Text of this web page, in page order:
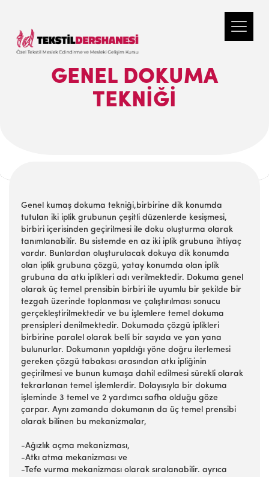
GENEL DOKUMA
TEKNIĞI
Genel kumaş dokuma tekniği,birbirine dik konumda
tutulan iki iplik grubunun çeşitli düzenlerde kesişmesi,
birbiri içerisinden geçirilmesi ile doku oluşturma olarak
tanımlanabilir. Bu sistemde en az iki iplik grubuna ihtiyaç
vardır. Bunlardan oluşturulacak dokuya dik konumda
olan iplik grubuna çözgü, yatay konumda olan iplik
grubuna da atkı iplikleri adı verilmektedir. Dokuma genel
olarak üç temel prensibin birbiri ile uyumlu bir şekilde bir
tezgah üzerinde toplanması ve çalıştırılması sonucu
gerçekleştirilmektedir ve bu işlemlere temel dokuma
prensipleri denilmektedir. Dokumada çözgü iplikleri
birbirine paralel olarak belli bir sayıda ve yan yana
bulunurlar. Dokumanın yapıldığı yöne doğru ilerlemesi
gereken çözgü tabakası arasından atkı ipliğinin
geçirilmesi ve bunun kumaşa dahil edilmesi sürekli olarak
tekrarlanan temel işlemlerdir. Dolayısıyla bir dokuma
işleminde 3 temel ve 2 yardımcı safha olduğu göze
çarpar. Aynı zamanda dokumanın da üç temel prensibi
olarak bilinen bu mekanizmalar,
-Ağızlık açma mekanizması,
-Atkı atma mekanizması ve
-Tefe vurma mekanizması olarak sıralanabilir. ayrıca